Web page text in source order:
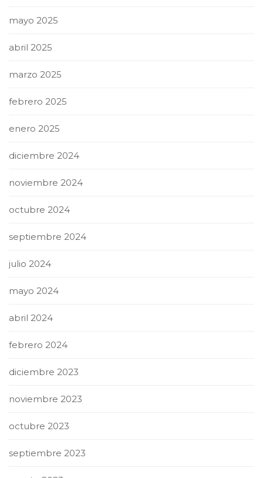
mayo 2025
abril 2025
marzo 2025
febrero 2025
enero 2025
diciembre 2024
noviembre 2024
octubre 2024
septiembre 2024
julio 2024
mayo 2024
abril 2024
febrero 2024
diciembre 2023
noviembre 2023
octubre 2023
septiembre 2023